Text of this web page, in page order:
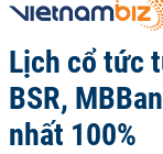
Lịch cổ tức
BSR,
nhất 100%